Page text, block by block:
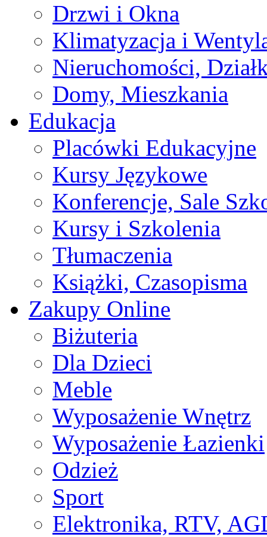
Drzwi i Okna
Klimatyzacja i
Nieruchomości,
Domy, Mieszkania
Edukacja
Placówki Edukacyjne
Kursy Językowe
Konferencje, Sale
Kursy i Szkolenia
Tłumaczenia
Książki, Czasopisma
Zakupy Online
Biżuteria
Dla Dzieci
Meble
Wyposażenie Wnętrz
Wyposażenie Łazienki
Odzież
Sport
Elektronika, RTV,